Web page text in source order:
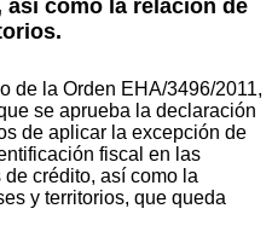
como la relación de
de la Orden EHA/3496/2011,
se aprueba la declaración
de aplicar la excepción de
fiscal en las
crédito, así como la
y territorios, que queda